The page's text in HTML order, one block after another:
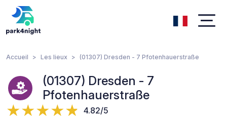
Accueil Les lieux (01307) Dresden - 7 Pfotenhauerstraße
(01307) Dresden - 7
Pfotenhauerstraße
4.82/5